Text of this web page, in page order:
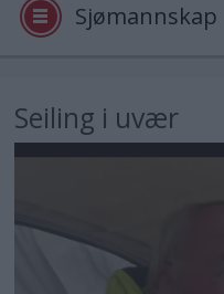
Sjømannskap
Video
Seiling i uvær